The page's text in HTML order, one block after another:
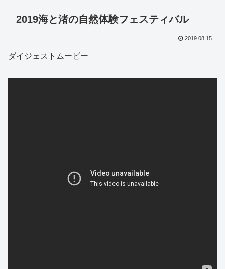
2019海と渚の自然体験フェスティバル
2019.08.15
ダイジェストムービー